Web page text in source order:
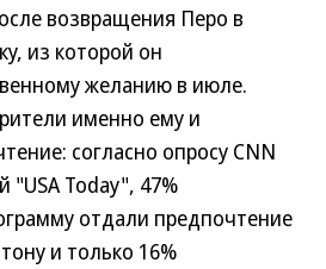
возвращения Перо в
из которой он
желанию в июле.
именно ему и
согласно опросу CNN
"USA Today", 47%
отдали предпочтение
и только 16%